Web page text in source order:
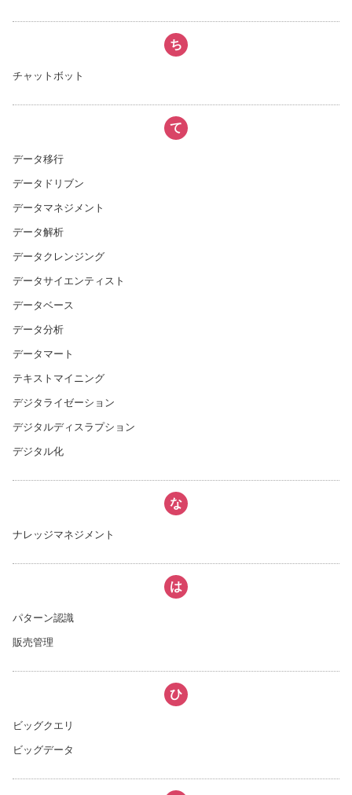
ち
チャットボット
て
データ移行
データドリブン
データマネジメント
データ解析
データクレンジング
データサイエンティスト
データベース
データ分析
データマート
テキストマイニング
デジタライゼーション
デジタルディスラプション
デジタル化
な
ナレッジマネジメント
は
パターン認識
販売管理
ひ
ビッグクエリ
ビッグデータ